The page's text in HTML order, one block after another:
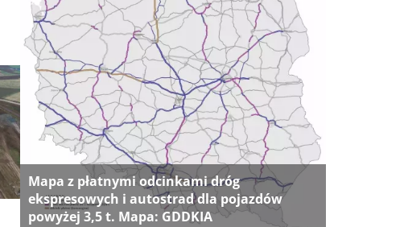
Mapa z płatnymi odcinkami dróg
ekspresowych i autostrad dla pojazdów
powyżej 3,5 t. Mapa: GDDKIA